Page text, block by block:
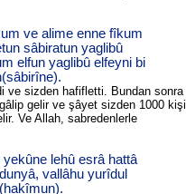
ve alime enne fîkum
sâbiratun yaglibû
elfun yaglibû elfeyni bi
ve sizden hafifletti. Bundan sonra
gelir ve şâyet sizden 1000 kişi
Ve Allah, sabredenlerle
lehû esrâ hattâ
vallâhu yurîdul